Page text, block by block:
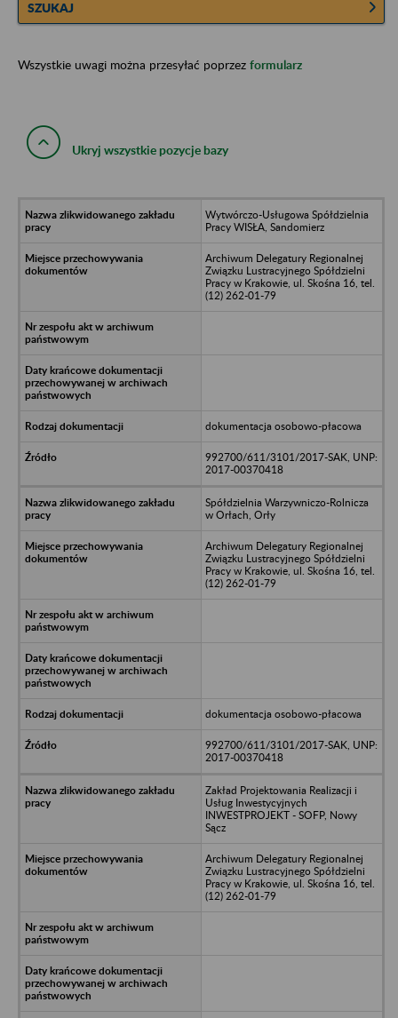
SZUKAJ
Wszystkie uwagi można przesyłać poprzez formularz
Ukryj wszystkie pozycje bazy
Wytwórczo-Usługowa Spółdzielnia
Pracy WISŁA, Sandomierz
Archiwum Delegatury Regionalnej
Związku Lustracyjnego Spółdzielni
Pracy w Krakowie, ul. Skośna 16, tel.
(12) 262-01-79
dokumentacja osobowo-płacowa
992700/611/3101/2017-SAK, UNP:
2017-00370418
Spółdzielnia Warzywniczo-Rolnicza
w Orłach, Orły
Archiwum Delegatury Regionalnej
Związku Lustracyjnego Spółdzielni
Pracy w Krakowie, ul. Skośna 16, tel.
(12) 262-01-79
dokumentacja osobowo-płacowa
992700/611/3101/2017-SAK, UNP:
2017-00370418
Zakład Projektowania Realizacji i
Usług Inwestycyjnych
INWESTPROJEKT - SOFP, Nowy
Sącz
Archiwum Delegatury Regionalnej
Związku Lustracyjnego Spółdzielni
Pracy w Krakowie, ul. Skośna 16, tel.
(12) 262-01-79